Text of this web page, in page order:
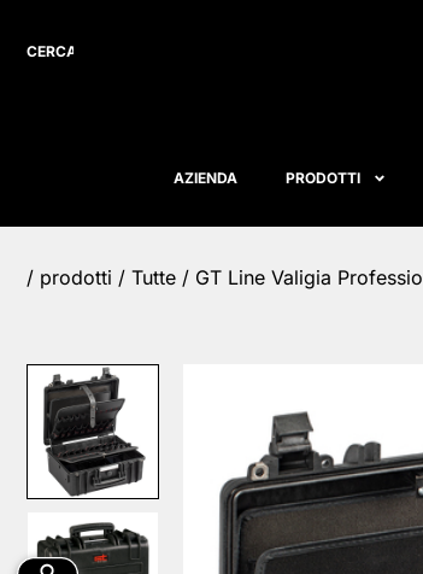
AZIENDA PRODOTTI
/ prodotti / Tutte / GT Line Valigia